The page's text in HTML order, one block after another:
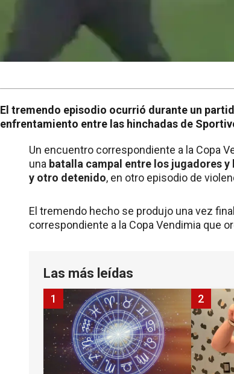
El tremendo episodio ocurrió durante un
enfrentamiento entre las hinchadas de
Un encuentro correspondiente a la Copa
una batalla campal entre los jugadores
y otro detenido, en otro episodio de
El tremendo hecho se produjo una vez
correspondiente a la Copa Vendimia que
Las más leídas
1 2